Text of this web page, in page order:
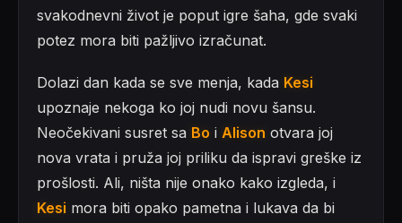
svakodnevni život je poput igre šaha, gde svaki
potez mora biti pažljivo izračunat.
Dolazi dan kada se sve menja, kada Kesi
upoznaje nekoga ko joj nudi novu šansu.
Neočekivani susret sa Bo i Alison otvara joj
nova vrata i pruža joj priliku da ispravi greške iz
prošlosti. Ali, ništa nije onako kako izgleda, i
Kesi mora biti opako pametna i lukava da bi